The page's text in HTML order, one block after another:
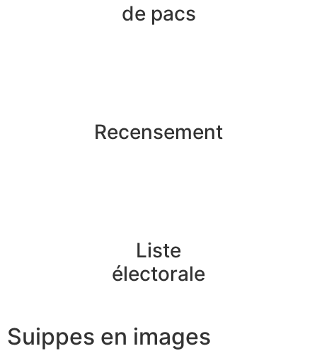
de pacs
Recensement
Liste
électorale
Suippes en images